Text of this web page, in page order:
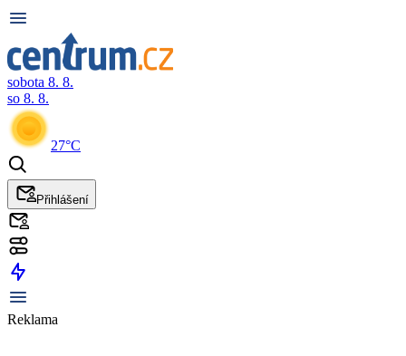
sobota 8. 8.
so 8. 8.
27°C
Přihlášení
Reklama